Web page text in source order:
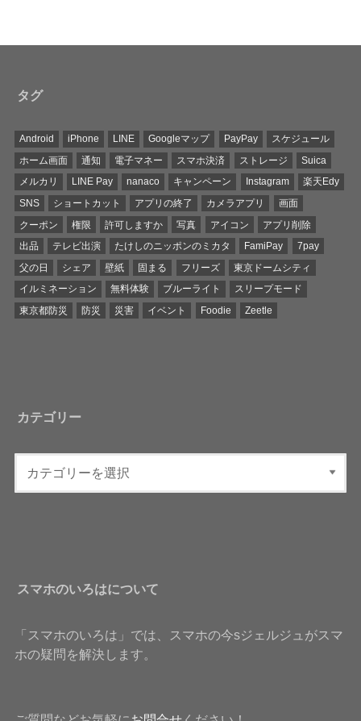
タグ
Android iPhone LINE Googleマップ PayPay
スケジュール
ホーム画面
通知 電子マネー スマホ決済 ストレージ
Suica
メルカリ
LINE Pay nanaco キャンペーン Instagram
楽天Edy
SNS
ショートカット アプリの終了 カメラアプリ
画面
クーポン
権限 許可しますか 写真 アイコン
アプリ削除
出品
テレビ出演 たけしのニッポンのミカタ FamiPay
7pay
父の日
シェア 壁紙 固まる フリーズ
東京ドームシティ
イルミネーション
無料体験 ブルーライト
スリープモード
東京都防災
防災 災害 イベント Foodie Zeetle
カテゴリー
スマホのいろはについて
「スマホのいろは」では、スマホの今sジェルジュがスマ
ホの疑問を解決します。